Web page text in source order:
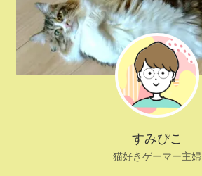
すみぴこ
猫好きゲーマー主婦